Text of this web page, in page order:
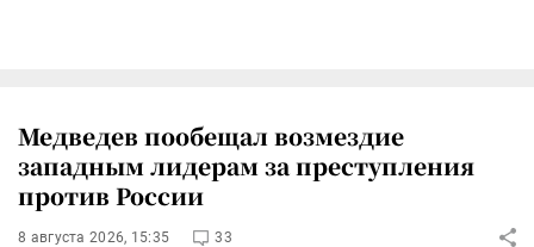
Медведев пообещал возмездие
западным лидерам за преступления
против России
8 августа 2026, 15:35 33